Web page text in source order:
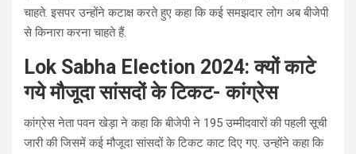
चाहते. इसपर उन्होंने कटाक्ष करते हुए कहा कि कई समझदार लोग अब बीजेपी
से किनारा करना चाहते हैं.
Lok Sabha Election 2024: क्यों काटे
गये मौजूदा सांसदों के टिकट- कांग्रेस
कांग्रेस नेता पवन खेड़ा ने कहा कि बीजेपी ने 195 उम्मीदवारों की पहली सूची
जारी की जिसमें कई मौजूदा सांसदों के टिकट काट दिए गए. उन्होंने कहा कि